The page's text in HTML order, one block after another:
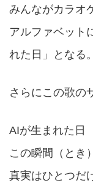
みんながカラオ
アルファベット
れた日」となる。
さらにこの歌の
AIが生まれた日
この瞬間（とき
真実はひとつだ